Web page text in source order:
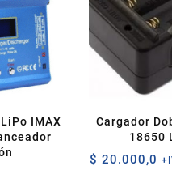
IMAX
Cargador
18650
$ 20.000,0